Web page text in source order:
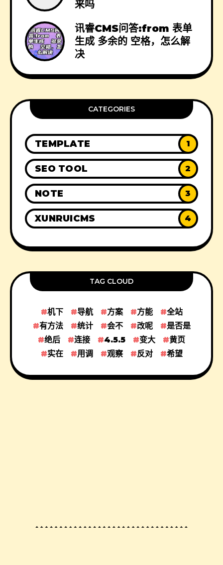
来吗
讯睿CMS问答:from 表单
生成 多余的 空格，怎么解
决
CATEGORIES
TEMPLATE 1
SEO TOOL 2
NOTE 3
XUNRUICMS 4
TAG CLOUD
机下 导航 方案 方能
全站
有方法
统计 会不 改呢
是否是
绝后
连接 4.5.5 变大
黄页
实在
用调 观察 反对 希望